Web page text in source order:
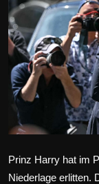
Sport & Freizeit
Tech & IT-
Wirtschaft
Wissenschaft &
Deutsch
Prinz Harry hat im
Niederlage erlitten.